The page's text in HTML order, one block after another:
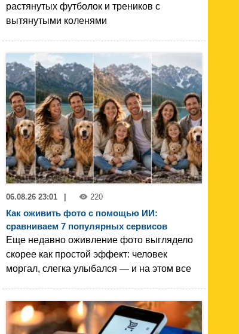
растянутых футболок и треников с
вытянутыми коленями
06.08.26 23:01 220
Как оживить фото с помощью ИИ:
сравниваем 7 популярных сервисов
Еще недавно оживление фото выглядело
скорее как простой эффект: человек
моргал, слегка улыбался — и на этом все